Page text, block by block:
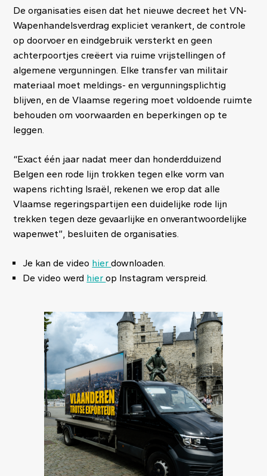
De organisaties eisen dat het nieuwe decreet het VN-
Wapenhandelsverdrag expliciet verankert, de controle
op doorvoer en eindgebruik versterkt en geen
achterpoortjes creëert via ruime vrijstellingen of
algemene vergunningen. Elke transfer van militair
materiaal moet meldings- en vergunningsplichtig
blijven, en de Vlaamse regering moet voldoende ruimte
behouden om voorwaarden en beperkingen op te
leggen.
“Exact één jaar nadat meer dan honderdduizend
Belgen een rode lijn trokken tegen elke vorm van
wapens richting Israël, rekenen we erop dat alle
Vlaamse regeringspartijen een duidelijke rode lijn
trekken tegen deze gevaarlijke en onverantwoordelijke
wapenwet”, besluiten de organisaties.
Je kan de video hierdownloaden.
De video werd hierop Instagram verspreid.
Image